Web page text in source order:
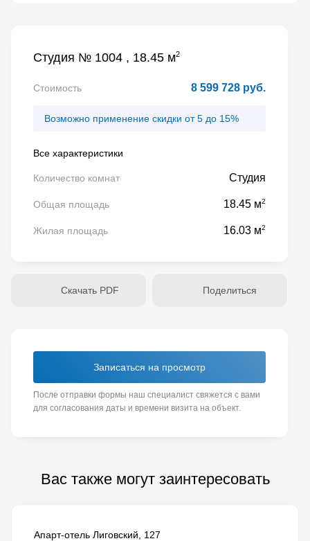
Студия № 1004 , 18.45 м2
Стоимость 8 599 728 руб.
Возможно применение скидки от 5 до 15%
Все характеристики
Количество комнат Студия
Общая площадь 18.45 м2
Жилая площадь 16.03 м2
Скачать PDF Поделиться
Записаться на просмотр
После отправки формы наш специалист свяжется с вами
для согласования даты и времени визита на объект.
Вас также могут заинтересовать
Апарт-отель Лиговский, 127